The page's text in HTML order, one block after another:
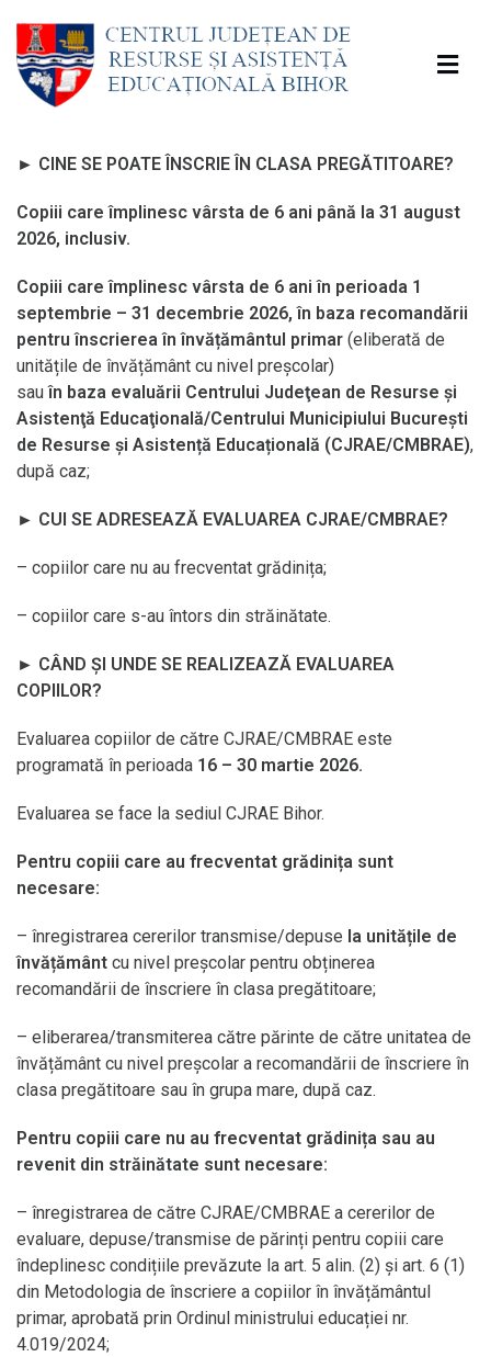
► CINE SE POATE ÎNSCRIE ÎN CLASA PREGĂTITOARE?
Copiii care împlinesc vârsta de 6 ani până la 31 august
2026, inclusiv.
Copiii care împlinesc vârsta de 6 ani în perioada 1
septembrie – 31 decembrie 2026, în baza recomandării
pentru înscrierea în învățământul primar (eliberată de
unitățile de învățământ cu nivel preșcolar)
sauîn baza evaluării Centrului Judeţean de Resurse şi
Asistenţă Educaţională/Centrului Municipiului București
de Resurse și Asistență Educațională (CJRAE/CMBRAE),
după caz;
► CUI SE ADRESEAZĂ EVALUAREA CJRAE/CMBRAE?
– copiilor care nu au frecventat grădinița;
– copiilor care s-au întors din străinătate.
► CÂND ȘI UNDE SE REALIZEAZĂ EVALUAREA
COPIILOR?
Evaluarea copiilor de către CJRAE/CMBRAE este
programată în perioada 16 – 30 martie 2026.
Evaluarea se face la sediul CJRAE Bihor.
Pentru copiii care au frecventat grădinița sunt
necesare:
– înregistrarea cererilor transmise/depuse la unitățile de
învățământ cu nivel preșcolar pentru obținerea
recomandării de înscriere în clasa pregătitoare;
– eliberarea/transmiterea către părinte de către unitatea de
învățământ cu nivel preșcolar a recomandării de înscriere în
clasa pregătitoare sau în grupa mare, după caz.
Pentru copiii care nu au frecventat grădinița sau au
revenit din străinătate sunt necesare:
– înregistrarea de către CJRAE/CMBRAE a cererilor de
evaluare, depuse/transmise de părinți pentru copiii care
îndeplinesc condițiile prevăzute la art. 5 alin. (2) și art. 6 (1)
din Metodologia de înscriere a copiilor în învățământul
primar, aprobată prin Ordinul ministrului educației nr.
4.019/2024;